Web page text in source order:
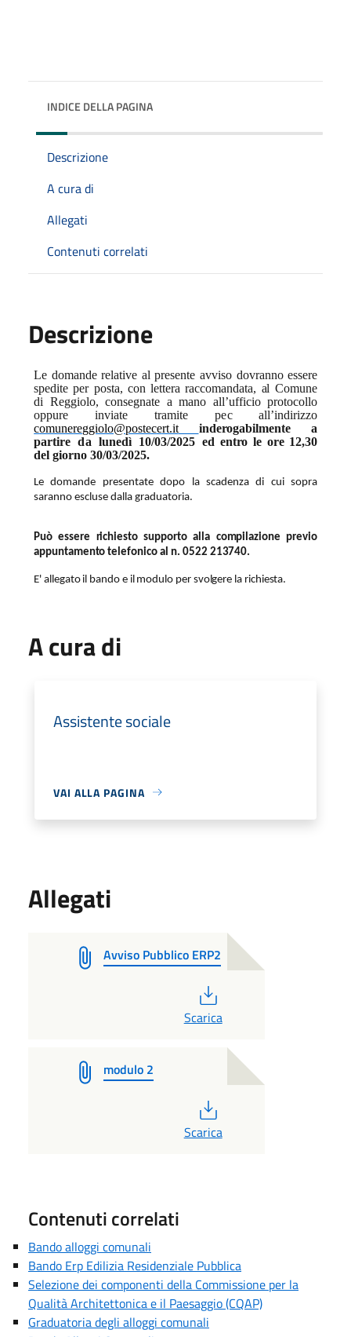
INDICE DELLA PAGINA
Descrizione
A cura di
Allegati
Contenuti correlati
Descrizione
Le domanderelative al presente avviso dovranno essere
spedite per posta, con lettera raccomandata, al Comune
di Reggiolo, consegnate a mano all’ufficio protocollo
oppure inviate tramite pecall’indirizzo
comunereggiolo@postecert.it inderogabilmente
a
partire da lunedì 10/03/2025 ed entro le ore 12,30
del giorno 30/03/2025.
Le domande presentate dopo la scadenza di cui sopra
sarannoesc luse da lla graduatoria.
Può essere richiesto supporto alla compilazione previo
appuntamento te lefonico al n. 0522 213740.
E' allegato il bando e il modulo per svolgere la richiesta.
A cura di
Assistente sociale
VAI ALLA PAGINA
Allegati
Avviso Pubblico ERP2
Scarica
modulo 2
Scarica
Contenuti correlati
Bando alloggi comunali
Bando Erp Edilizia Residenziale Pubblica
Selezione dei componenti della Commissione per la
Qualità Architettonica e il Paesaggio (CQAP)
Graduatoria degli alloggi comunali